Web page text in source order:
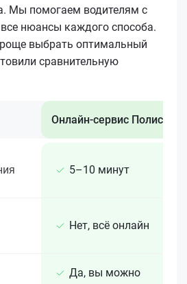
Мы помогаем водителям с
нюансы каждого способа.
выбрать оптимальный
сравнительную
Онлайн-сервис Полис 812
5–10 минут
Нет, всё онлайн
Да, вы можно